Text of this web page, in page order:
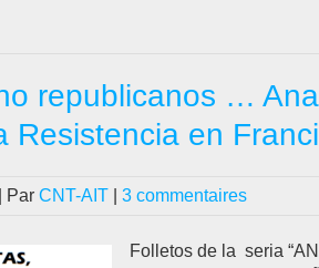
republicanos …
Resistencia en
| Par CNT-AIT 3 commentaires
Folletos de la seria